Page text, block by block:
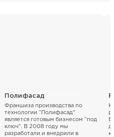
Полифасад
Франшиза производства по
технологии “Полифасад”
является готовым бизнесом “под
ключ”. В 2008 году мы
разработали и внедрили в